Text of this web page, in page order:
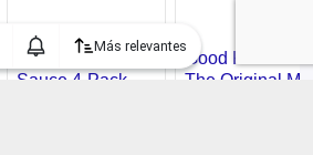
Más relevantes